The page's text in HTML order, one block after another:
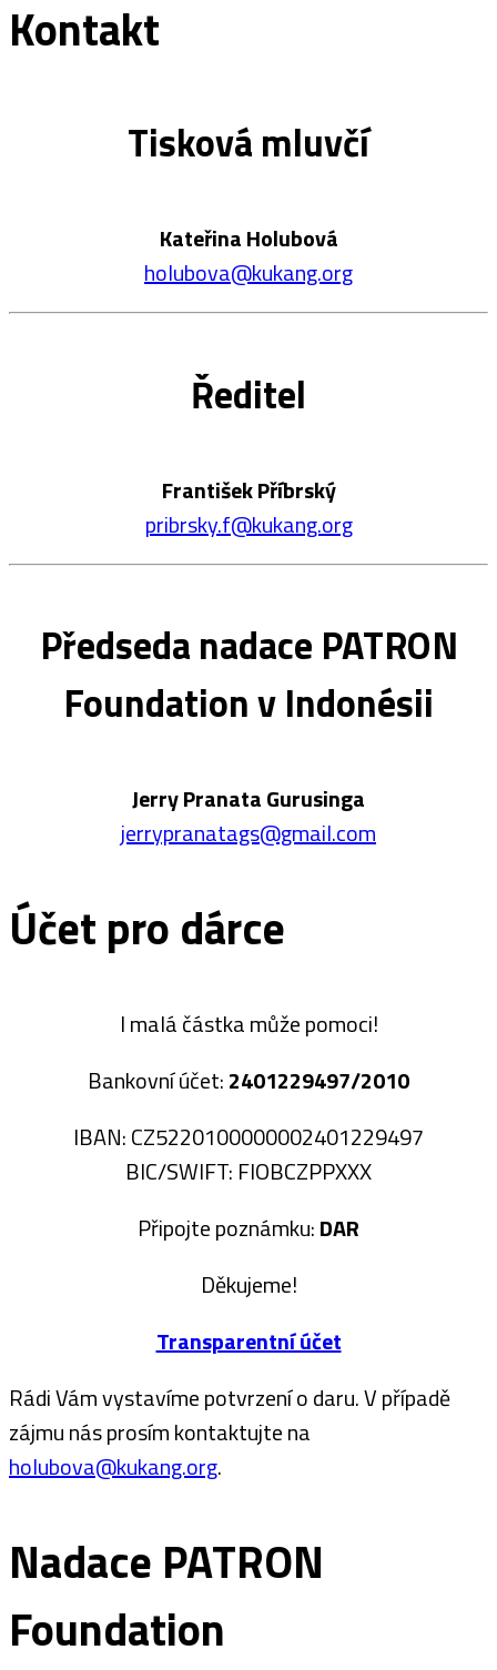
Kontakt
Tisková mluvčí
Kateřina Holubová
holubova@kukang.org
Ředitel
František Příbrský
pribrsky.f@kukang.org
Předseda nadace PATRON
Foundation v Indonésii
Jerry Pranata Gurusinga
jerrypranatags@gmail.com
Účet pro dárce
I malá částka může pomoci!
Bankovní účet:2401229497/2010
IBAN: CZ5220100000002401229497
BIC/SWIFT: FIOBCZPPXXX
Připojte poznámku:DAR
Děkujeme!
Transparentní účet
Rádi Vám vystavíme potvrzení o daru. V případě
zájmu nás prosím kontaktujte na
holubova@kukang.org.
Nadace PATRON
Foundation